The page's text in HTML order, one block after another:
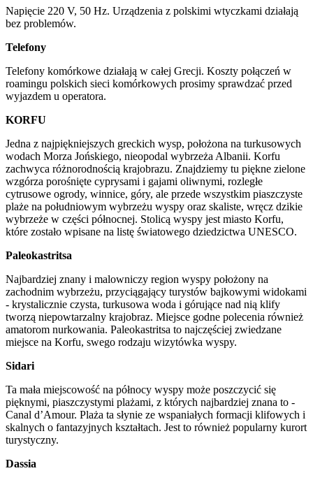
Napięcie 220 V, 50 Hz. Urządzenia z polskimi wtyczkami działają
bez problemów.
Telefony
Telefony komórkowe działają w całej Grecji. Koszty połączeń w
roamingu polskich sieci komórkowych prosimy sprawdzać przed
wyjazdem u operatora.
KORFU
Jedna z najpiękniejszych greckich wysp, położona na turkusowych
wodach Morza Jońskiego, nieopodal wybrzeża Albanii. Korfu
zachwyca różnorodnością krajobrazu. Znajdziemy tu piękne zielone
wzgórza porośnięte cyprysami i gajami oliwnymi, rozległe
cytrusowe ogrody, winnice, góry, ale przede wszystkim piaszczyste
plaże na południowym wybrzeżu wyspy oraz skaliste, wręcz dzikie
wybrzeże w części północnej. Stolicą wyspy jest miasto Korfu,
które zostało wpisane na listę światowego dziedzictwa UNESCO.
Paleokastritsa
Najbardziej znany i malowniczy region wyspy położony na
zachodnim wybrzeżu, przyciągający turystów bajkowymi widokami
- krystalicznie czysta, turkusowa woda i górujące nad nią klify
tworzą niepowtarzalny krajobraz. Miejsce godne polecenia również
amatorom nurkowania. Paleokastritsa to najczęściej zwiedzane
miejsce na Korfu, swego rodzaju wizytówka wyspy.
Sidari
Ta mała miejscowość na północy wyspy może poszczycić się
pięknymi, piaszczystymi plażami, z których najbardziej znana to -
Canal d’Amour. Plaża ta słynie ze wspaniałych formacji klifowych i
skalnych o fantazyjnych kształtach. Jest to również popularny kurort
turystyczny.
Dassia